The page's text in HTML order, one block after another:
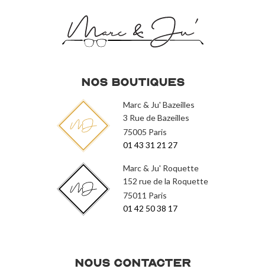
Nos Boutiques
Marc & Ju' Bazeilles
3 Rue de Bazeilles
75005 Paris
01 43 31 21 27
Marc & Ju' Roquette
152 rue de la Roquette
75011 Paris
01 42 50 38 17
Nous contacter